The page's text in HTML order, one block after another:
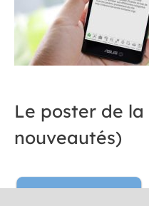
Le poster de
nouveautés)